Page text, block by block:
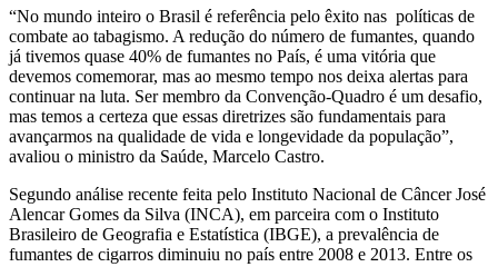
“No mundo inteiro o Brasil é referência pelo êxito nas políticas de
combate ao tabagismo. A redução do número de fumantes, quando
já tivemos quase 40% de fumantes no País, é uma vitória que
devemos comemorar, mas ao mesmo tempo nos deixa alertas para
continuar na luta. Ser membro da Convenção-Quadro é um desafio,
mas temos a certeza que essas diretrizes são fundamentais para
avançarmos na qualidade de vida e longevidade da população”,
avaliou o ministro da Saúde, Marcelo Castro.
Segundo análise recente feita pelo Instituto Nacional de Câncer José
Alencar Gomes da Silva (INCA), em parceira com o Instituto
Brasileiro de Geografia e Estatística (IBGE), a prevalência de
fumantes de cigarros diminuiu no país entre 2008 e 2013. Entre os